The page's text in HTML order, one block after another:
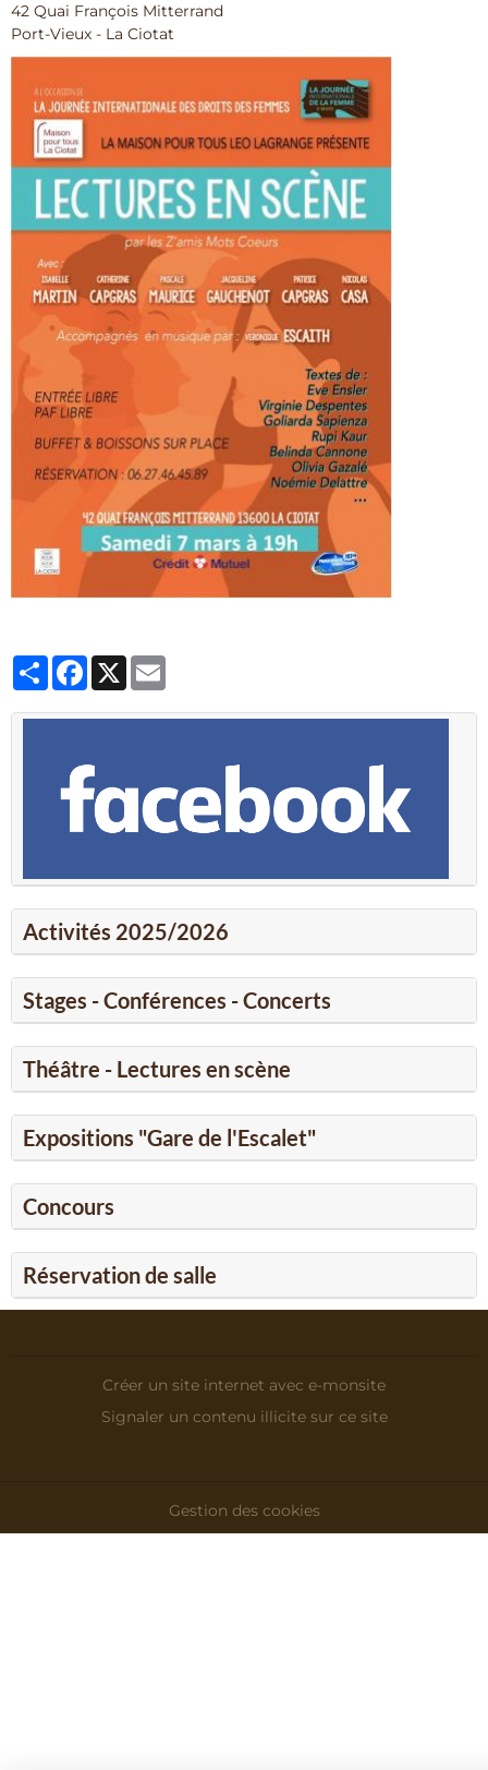
42 Quai François Mitterrand
Port-Vieux - La Ciotat
PartagerFacebook
X
Activités 2025/2026
Stages - Conférences - Concerts
Théâtre - Lectures en scène
Expositions "Gare de l'Escalet"
Concours
Réservation de salle
Créer un site internet avec e-monsite
Signaler un contenu illicite sur ce site
Gestion des cookies